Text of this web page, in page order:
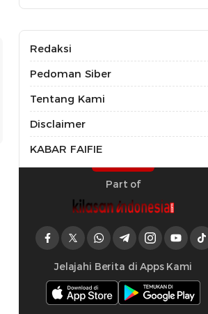
Redaksi
Pedoman Siber
Tentang Kami
Disclaimer
KABAR FAIFIE
Part of
Jelajahi Berita di Apps Kami